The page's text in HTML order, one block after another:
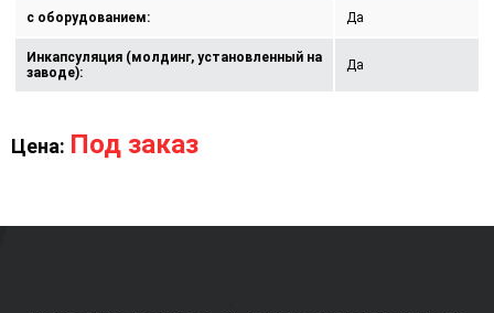
с оборудованием: Да
Инкапсуляция (молдинг, установленный на
заводе):
Да
Цена: Под заказ